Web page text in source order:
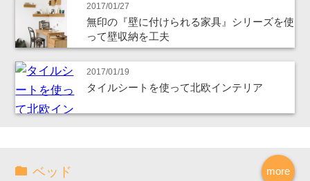
2017/01/27
無印の『壁に付けられる家具』シリーズを使
って壁収納を工夫
2017/01/19
タイルシートを使って北欧インテリア
more
ベッド